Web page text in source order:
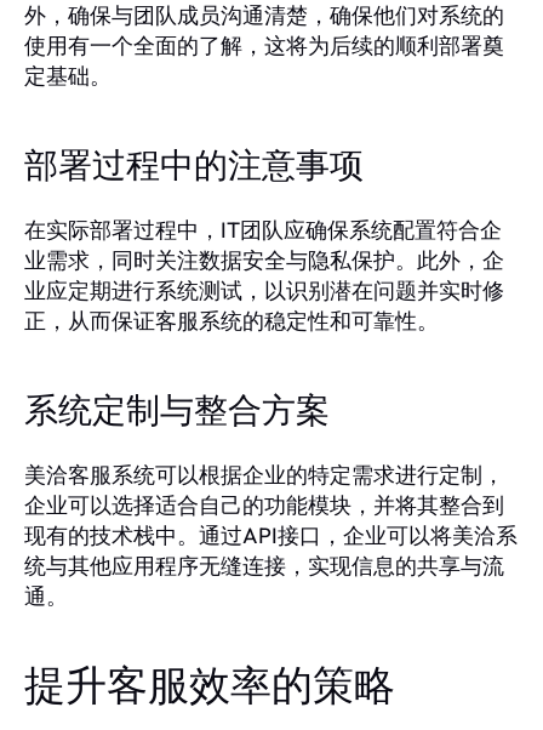
外，确保与团队成员沟通清楚，确保他们对系统的
使用有一个全面的了解，这将为后续的顺利部署奠
定基础。
部署过程中的注意事项
在实际部署过程中，IT团队应确保系统配置符合企
业需求，同时关注数据安全与隐私保护。此外，企
业应定期进行系统测试，以识别潜在问题并实时修
正，从而保证客服系统的稳定性和可靠性。
系统定制与整合方案
美洽客服系统可以根据企业的特定需求进行定制，
企业可以选择适合自己的功能模块，并将其整合到
现有的技术栈中。通过API接口，企业可以将美洽系
统与其他应用程序无缝连接，实现信息的共享与流
通。
提升客服效率的策略